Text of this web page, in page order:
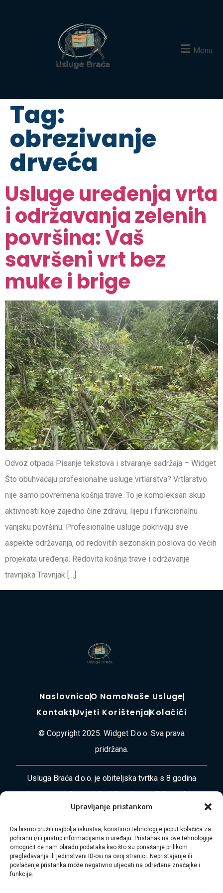
Upravljanje pristankom
Da bismo pružili najbolja iskustva, koristimo tehnologije poput kolačića za
pohranu i/ili pristup informacijama o uređaju. Pristanak na ove tehnologije
omogućit će nam obradu podataka kao što su ponašanje prilikom
pregledavanja ili jedinstveni ID-ovi na ovoj stranici. Nepristajanje ili
povlačenje pristanka može negativno utjecati na određene značajke i
funkcije.
Menu
Tag:
obrezivanje
drveća
Usluge uređenja vrta
i održavanja zelenih
površina: Vaš
savršeni vrt bez
muke i brige
Odvoz otpada Pisanje tekstova i stvaranje sadržaja – Widget
Što obuhvaćaju profesionalne usluge vrtlarstva? Vrtlarstvo
nije samo povremena košnja trave. To je kompleksan skup
aktivnosti koje zajedno čine zdravu, lijepu i funkcionalnu
vanjsku površinu. Profesionalne usluge pokrivaju sve
aspekte održavanja, od redovitih sezonskih poslova do većih
projekata uređenja. Redovita košnja trave i održavanje
travnjaka Travnjak […]
NaslovnicaO NamaNaše Usluge
KontaktUvjeti KorištenjaKolačići
© Copyright 2025. Widget D.o.o. Sva prava
pridržana.
Usluga Braća d.o.o. je obiteljska tvrtka s 8 godina
iskustva u pružanju cjelovitih usluga selidbe, odvoza
otpada, čišćenja i uređenja okoliša diljem
Primorsko-goranske županije i Istre. Naša misija je
vaša bezbrižnost i zadovoljstvo.
Adresa:Plase 45, 51000 RIJEKA